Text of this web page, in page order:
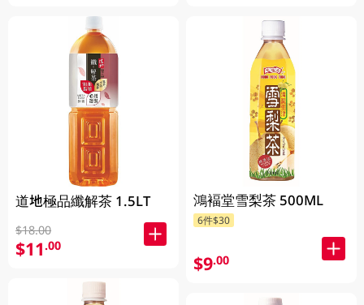
道地極品纖解茶 1.5LT
$18.00
$11.00
鴻褔堂雪梨茶 500ML
6件$30
$9.00